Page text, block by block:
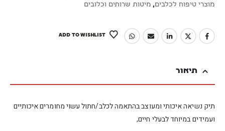
מוצרי טיפוח לכלבים, מיטות שרותים וכלובים
ADD TO WISHLIST
תיאור
תיק נשיאה איכותי ומעוצב בהתאמה לכלב/חתול עשוי מחומרים איכותיים
ועמידים במיוחד לבעלי חיים,